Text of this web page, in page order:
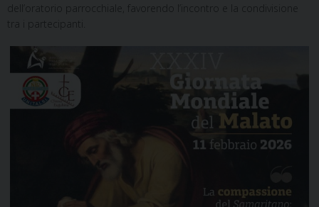
dell’oratorio parrocchiale, favorendo l’incontro e la condivisione
tra i partecipanti.